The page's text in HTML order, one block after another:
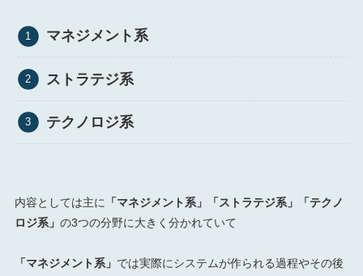
マネジメント系
ストラテジ系
テクノロジ系
内容としては主に
「マネジメント系」「ストラテジ系」「テクノ
ロジ系」 の3つの分野に大きく分かれていて
「マネジメント系」 では実際にシステムが作られる過程やその後